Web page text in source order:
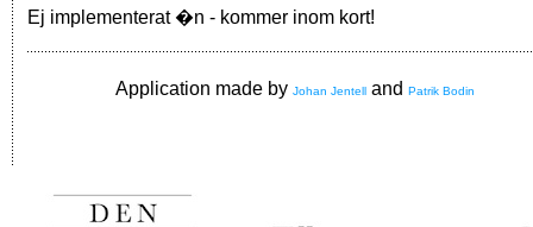
Ej implementerat �n - kommer inom kort!
Application made by Johan Jentell and Patrik Bodin